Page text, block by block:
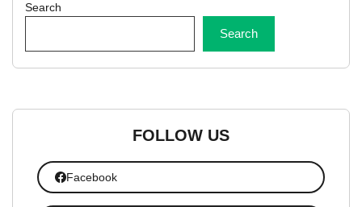
Search
Search
FOLLOW US
Facebook